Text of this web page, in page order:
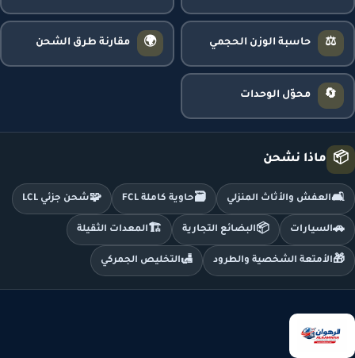
⚖️ حاسبة الوزن الحجمي 🌍 مقارنة طرق الشحن
🔄 محوّل الوحدات
📦 ماذا نشحن
🛋️العفش والأثاث المنزلي 🗃️حاوية كاملة FCL 🧩شحن جزئي LCL
🚗السيارات 📦البضائع التجارية 🏗️ المعدات الثقيلة
🎁الأمتعة الشخصية والطرود 🛃التخليص الجمركي